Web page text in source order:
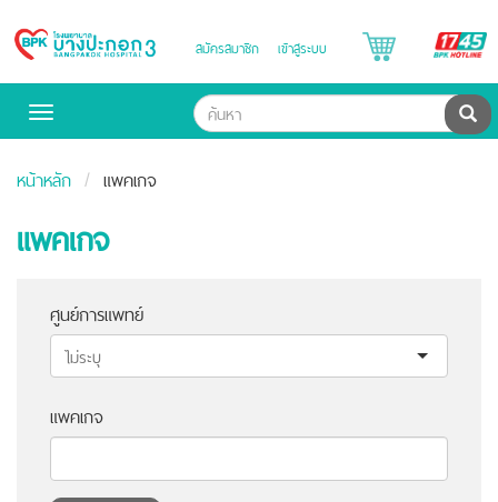
Bangpakok
สมัครสมาชิก เข้าสู่ระบบ
Toggle
ค้น
หน้าหลัก แพคเกจ
แพคเกจ
ศูนย์การแพทย์
แพคเกจ